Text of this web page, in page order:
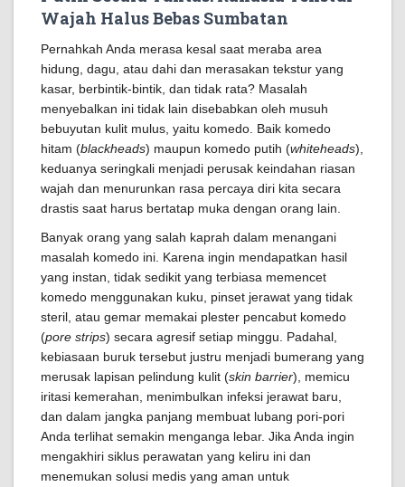
Wajah Halus Bebas Sumbatan
Pernahkah Anda merasa kesal saat meraba area
hidung, dagu, atau dahi dan merasakan tekstur yang
kasar, berbintik-bintik, dan tidak rata? Masalah
menyebalkan ini tidak lain disebabkan oleh musuh
bebuyutan kulit mulus, yaitu komedo. Baik komedo
hitam (blackheads) maupun komedo putih (whiteheads),
keduanya seringkali menjadi perusak keindahan riasan
wajah dan menurunkan rasa percaya diri kita secara
drastis saat harus bertatap muka dengan orang lain.
Banyak orang yang salah kaprah dalam menangani
masalah komedo ini. Karena ingin mendapatkan hasil
yang instan, tidak sedikit yang terbiasa memencet
komedo menggunakan kuku, pinset jerawat yang tidak
steril, atau gemar memakai plester pencabut komedo
(pore strips) secara agresif setiap minggu. Padahal,
kebiasaan buruk tersebut justru menjadi bumerang yang
merusak lapisan pelindung kulit (skin barrier), memicu
iritasi kemerahan, menimbulkan infeksi jerawat baru,
dan dalam jangka panjang membuat lubang pori-pori
Anda terlihat semakin menganga lebar. Jika Anda ingin
mengakhiri siklus perawatan yang keliru ini dan
menemukan solusi medis yang aman untuk